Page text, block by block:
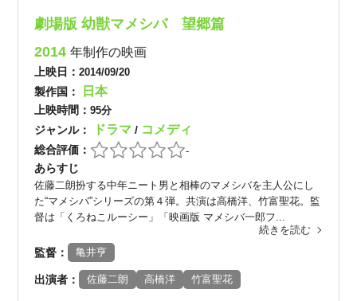
劇場版 幼獣マメシバ 望郷篇
2014年制作の映画
上映日：2014/09/20
製作国： 日本
上映時間：95分
ジャンル： ドラマ/ コメディ
総合評価： -
あらすじ
佐藤二朗扮する中年ニート男と相棒のマメシバを主人公にし
た“マメシバ”シリーズの第４弾。共演は高橋洋、竹富聖花。監
督は「くろねこルーシー」「映画版 マメシバ一郎フ...
続きを読む
監督： 亀井亨
出演者： 佐藤二朗 高橋洋 竹富聖花